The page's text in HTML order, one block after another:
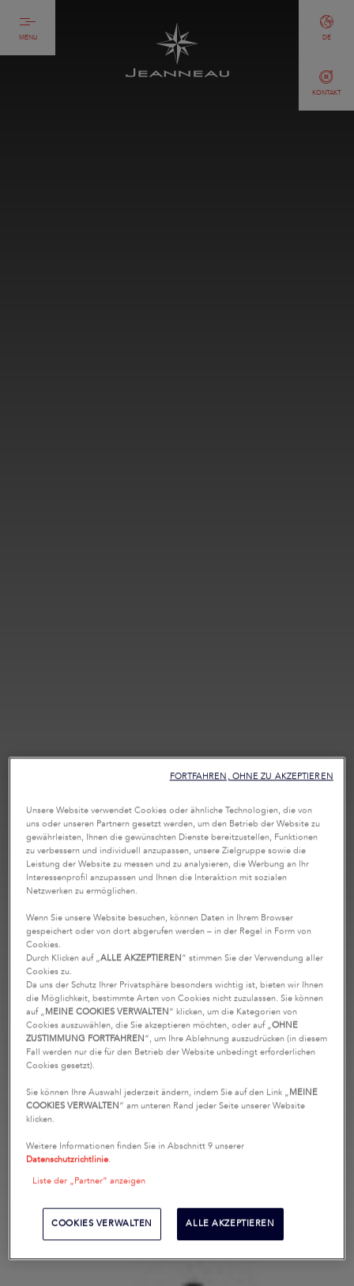
MENU
KONTAKT
DE
Unsere Website verwendet Cookies oder ähnliche Technologien, die von
uns oder unseren Partnern gesetzt werden, um den Betrieb der Website zu
gewährleisten, Ihnen die gewünschten Dienste bereitzustellen, Funktionen
zu verbessern und individuell anzupassen, unsere Zielgruppe sowie die
Leistung der Website zu messen und zu analysieren, die Werbung an Ihr
Interessenprofil anzupassen und Ihnen die Interaktion mit sozialen
Netzwerken zu ermöglichen.
Wenn Sie unsere Website besuchen, können Daten in Ihrem Browser
gespeichert oder von dort abgerufen werden – in der Regel in Form von
Cookies.
Durch Klicken auf „ALLE AKZEPTIEREN“ stimmen Sie der Verwendung aller
Cookies zu.
Da uns der Schutz Ihrer Privatsphäre besonders wichtig ist, bieten wir Ihnen
die Möglichkeit, bestimmte Arten von Cookies nicht zuzulassen. Sie können
auf „MEINE COOKIES VERWALTEN“ klicken, um die Kategorien von
Cookies auszuwählen, die Sie akzeptieren möchten, oder auf „OHNE
ZUSTIMMUNG FORTFAHREN“, um Ihre Ablehnung auszudrücken (in diesem
Fall werden nur die für den Betrieb der Website unbedingt erforderlichen
Cookies gesetzt).
Sie können Ihre Auswahl jederzeit ändern, indem Sie auf den Link „MEINE
COOKIES VERWALTEN“ am unteren Rand jeder Seite unserer Website
klicken.
Weitere Informationen finden Sie in Abschnitt 9 unserer
Datenschutzrichtlinie.
Liste der „Partner“ anzeigen
COOKIES VERWALTEN ALLE AKZEPTIEREN
FORTFAHREN, OHNE ZU AKZEPTIEREN